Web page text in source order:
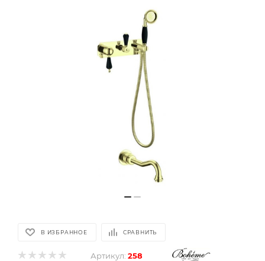
В ИЗБРАННОЕ СРАВНИТЬ
Артикул: 258